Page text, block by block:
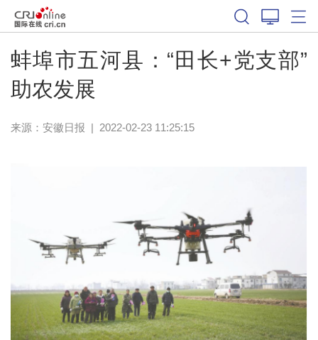
蚌埠市五河县：“田长+党支部”
助农发展
来源： 安徽日报 | 2022-02-23 11:25:15